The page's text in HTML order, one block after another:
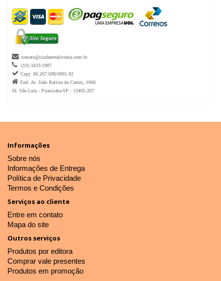
 contato@ciodaterralivraria.com.br
 (19) 3433-1987
 Cnpj: 06.267.698/0001-92
 End. Av. João Batista de Castro, 1066
Jd. São Luiz - Piracicaba-SP - 13405-207
Informações
Sobre nós
Informações de Entrega
Política de Privacidade
Termos e Condições
Serviços ao cliente
Entre em contato
Mapa do site
Outros serviços
Produtos por editora
Comprar vale presentes
Produtos em promoção